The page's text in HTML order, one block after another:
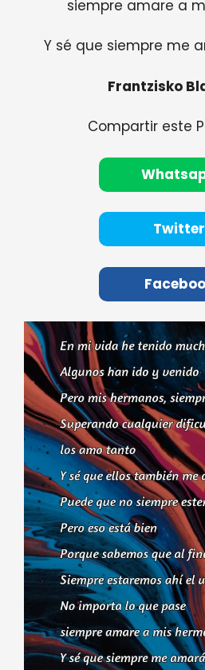
siempre amare a
Y sé que siempre me
Frantzisko
Compartir este
Twitter